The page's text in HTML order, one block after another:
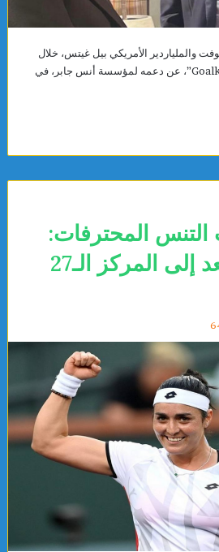
الأمريكي بيل غيتس، خلال
مشاركته في تجمع “Goalkeepers”، عن دعمه لمؤسسة أنس جابر، في
التنس المحترفات:
أنس جابر تصعد إلى المركز الـ27